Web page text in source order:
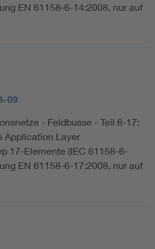
EN 61158-6-14:2008, nur auf
09
- Feldbusse - Teil 6-17:
Application Layer
17-Elemente (IEC 61158-6-
EN 61158-6-17:2008, nur auf